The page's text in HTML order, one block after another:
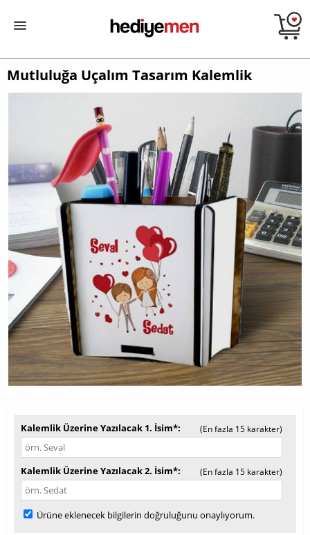
Mutluluğa Uçalım Tasarım Kalemlik
Kalemlik Üzerine Yazılacak 1. İsim* (En fazla 15 karakter)
Kalemlik Üzerine Yazılacak 2. İsim* (En fazla 15 karakter)
Ürüne eklenecek bilgilerin doğruluğunu onaylıyorum.